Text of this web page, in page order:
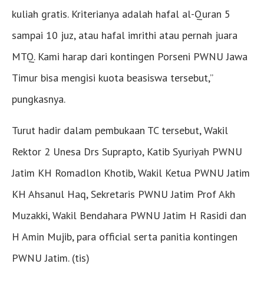
kuliah gratis. Kriterianya adalah hafal al-Quran 5
sampai 10 juz, atau hafal imrithi atau pernah juara
MTQ. Kami harap dari kontingen Porseni PWNU Jawa
Timur bisa mengisi kuota beasiswa tersebut,”
pungkasnya.
Turut hadir dalam pembukaan TC tersebut, Wakil
Rektor 2 Unesa Drs Suprapto, Katib Syuriyah PWNU
Jatim KH Romadlon Khotib, Wakil Ketua PWNU Jatim
KH Ahsanul Haq, Sekretaris PWNU Jatim Prof Akh
Muzakki, Wakil Bendahara PWNU Jatim H Rasidi dan
H Amin Mujib, para official serta panitia kontingen
PWNU Jatim. (tis)